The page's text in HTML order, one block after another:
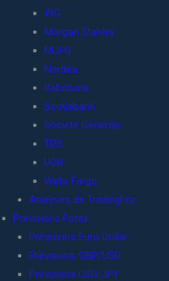
ING
Morgan Stanley
MUFG
Nordea
Rabobank
Scotiabank
Société Générale
TDS
UOB
Wells Fargo
Analyses de TradingPro
Prévisions Forex
Prévisions Euro Dollar
Prévisions GBP/USD
Prévisions USD/JPY